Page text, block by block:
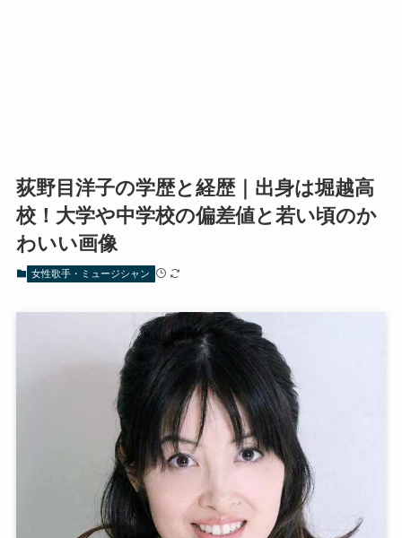
荻野目洋子の学歴と経歴｜出身は堀越高
校！大学や中学校の偏差値と若い頃のか
わいい画像
女性歌手・ミュージシャン